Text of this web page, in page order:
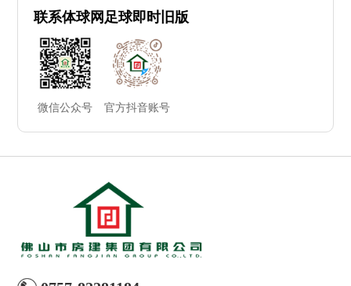
联系体球网足球即时旧版
微信公众号 官方抖音账号